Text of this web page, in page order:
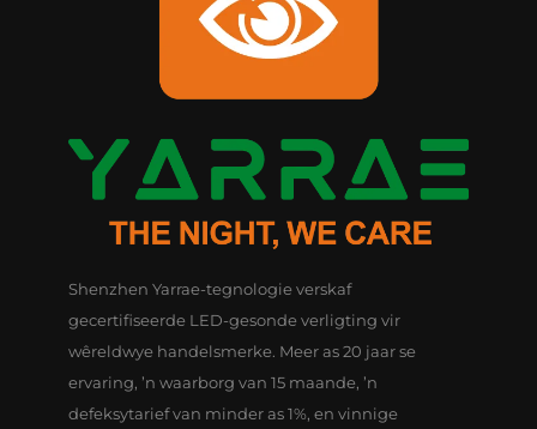
Shenzhen Yarrae-tegnologie verskaf
gecertifiseerde LED-gesonde verligting vir
wêreldwye handelsmerke. Meer as 20 jaar se
ervaring, ’n waarborg van 15 maande, ’n
defeksytarief van minder as 1%, en vinnige